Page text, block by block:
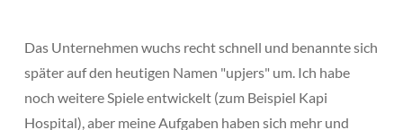
Das Unternehmen wuchs recht schnell und benannte sich
später auf den heutigen Namen "upjers" um. Ich habe
noch weitere Spiele entwickelt (zum Beispiel Kapi
Hospital), aber meine Aufgaben haben sich mehr und